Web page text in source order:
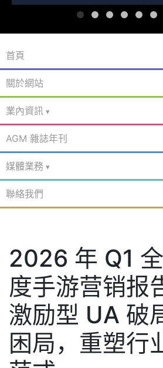
首頁
關於網站
業內資訊
AGM 雜誌年刊
媒體業務
聯絡我們
2026 年 Q1
度手游营销报
激励型 UA 破
困局，重塑行